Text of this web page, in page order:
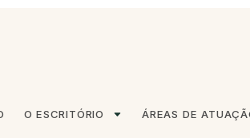
O ESCRITÓRIO ÁREAS DE